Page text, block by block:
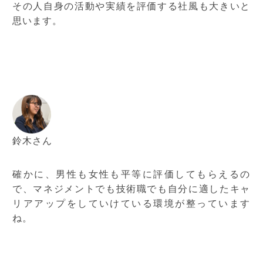
その人自身の活動や実績を評価する社風も大きいと
思います。
鈴木さん
確かに、男性も女性も平等に評価してもらえるの
で、マネジメントでも技術職でも自分に適したキャ
リアアップをしていけている環境が整っています
ね。